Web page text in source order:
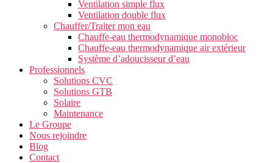
Ventilation simple flux
Ventilation double flux
Chauffer/Traiter mon eau
Chauffe-eau thermodynamique monobloc
Chauffe-eau thermodynamique air extérieur
Système d’adoucisseur d’eau
Professionnels
Solutions CVC
Solutions GTB
Solaire
Maintenance
Le Groupe
Nous rejoindre
Blog
Contact